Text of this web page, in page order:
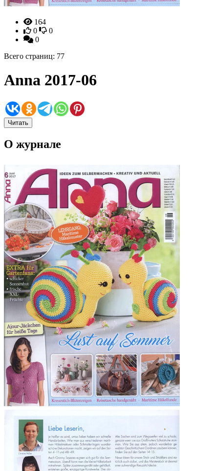
164
0
0
0
Всего страниц: 77
Anna 2017-06
Читать
О журнале